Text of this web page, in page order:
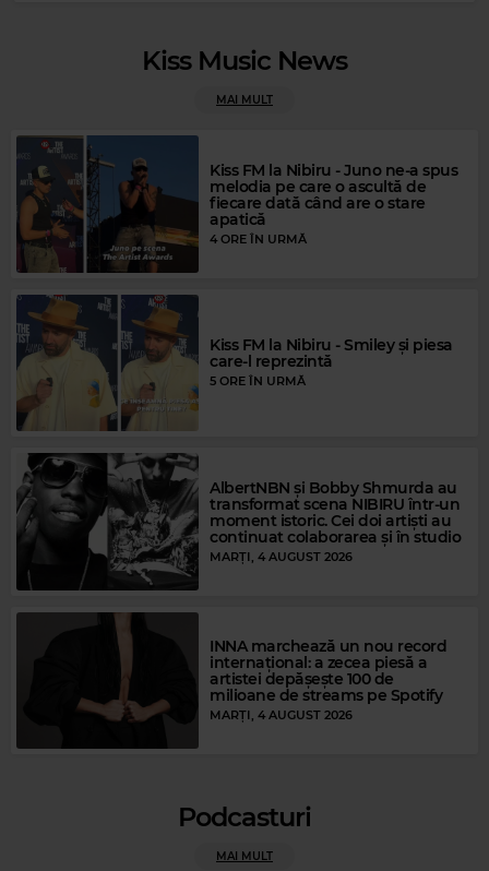
Rock Blues
CHER– BELIEVE
Magic Gold
THE BEATLES
Kiss Music News
MAI MULT
Kiss FM la Nibiru - Juno ne-a spus
melodia pe care o ascultă de
fiecare dată când are o stare
apatică
4 ORE ÎN URMĂ
Kiss FM la Nibiru - Smiley și piesa
care-l reprezintă
5 ORE ÎN URMĂ
AlbertNBN și Bobby Shmurda au
transformat scena NIBIRU într-un
moment istoric. Cei doi artiști au
continuat colaborarea și în studio
MARȚI, 4 AUGUST 2026
INNA marchează un nou record
internațional: a zecea piesă a
artistei depășește 100 de
milioane de streams pe Spotify
MARȚI, 4 AUGUST 2026
Podcasturi
MAI MULT